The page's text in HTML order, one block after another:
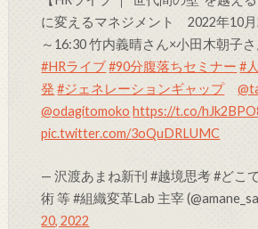
に変えるマネジメント 2022年10
～16:30 竹内義晴さん×小田木朝子
#HRライブ #90分腹落ちセミナー #
発 #ジェネレーションギャップ
@odagitomoko https://t.co/
pic.twitter.com/3oQuDRLUMC
— 沢渡あまね新刊 #越境思考 #どこ
術 等 #組織変革Lab 主宰
20, 2022